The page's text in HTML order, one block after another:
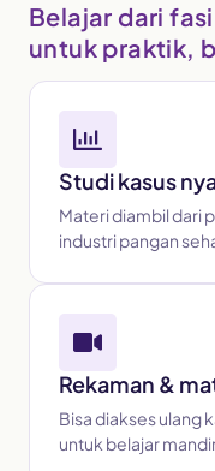
Belajar dari
untuk praktik,
Studi kasus
Materi diambil dari
industri pangan
Rekaman &
Bisa diakses ulang
untuk belajar